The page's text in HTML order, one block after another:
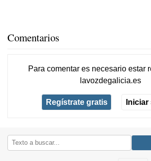
Comentarios
Para comentar es necesario estar
lavozdegalicia.es
Regístrate gratis Iniciar